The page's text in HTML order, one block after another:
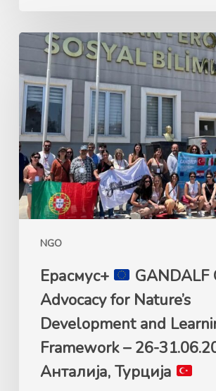
NGO
Ерасмус+
GANDALF
Green
Advocacy
for
Nature’s
Development
and
Learning
31.06.2026
Анталија,
Турција
Ерасмус+
GANDALF
Advocacy for Nature’s
Development and
Framework – 26-
Анталија, Турција